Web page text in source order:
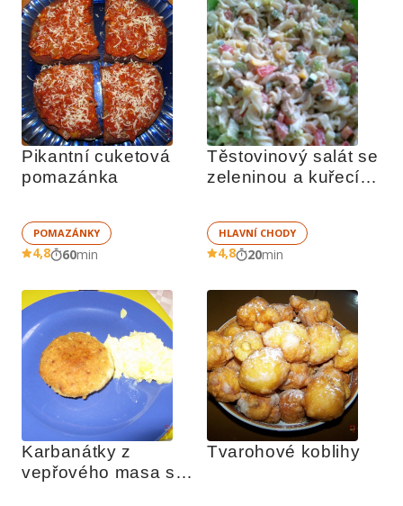
Pikantní cuketová
POMAZÁNKY
4,8 60min
Těstovinový salát se
zeleninou a kuřecím
HLAVNÍ CHODY
4,8 20min
Karbanátky z
vepřového masa se
Tvarohové koblihy